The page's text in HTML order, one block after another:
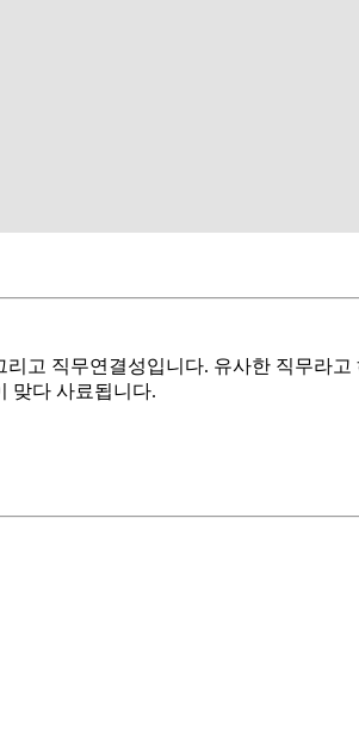
고 직무연결성입니다. 유사한 직무라
맞다 사료됩니다.